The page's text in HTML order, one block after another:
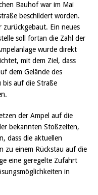
Bauhof war im Mai
beschildert worden.
zurückgebaut. Ein neues
soll fortan die Zahl der
wurde direkt
mit dem Ziel, dass
dem Gelände des
bis auf die Straße
der Ampel auf die
bekannten Stoßzeiten,
dass die aktuellen
zu einem Rückstau auf die
eine geregelte Zufahrt
in